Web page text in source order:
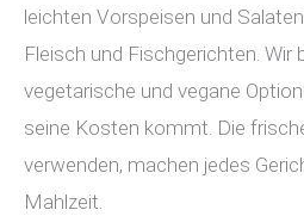
leichten Vorspeisen und
Fleisch und Fischgerichten. Wir
vegetarische und vegane
seine Kosten kommt. Die
verwenden, machen jedes
Mahlzeit.